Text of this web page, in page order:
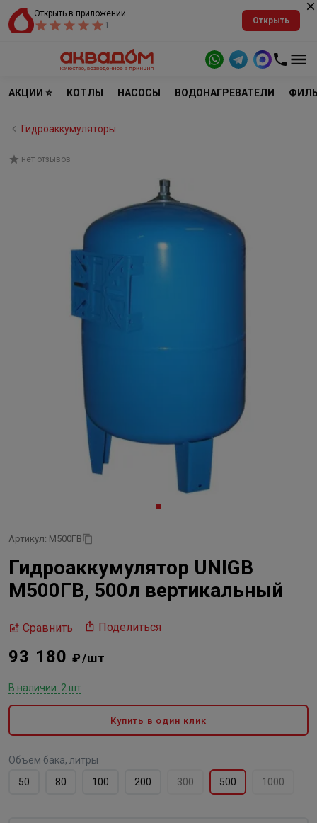
Открыть в приложении
1
Открыть
АКЦИИ ⭐ КОТЛЫ НАСОСЫ ВОДОНАГРЕВАТЕЛИ
Гидроаккумуляторы
нет отзывов
Артикул: М500ГВ
Гидроаккумулятор UNIGB
М500ГВ, 500л вертикальный
Сравнить Поделиться
93 180₽/шт
В наличии: 2 шт
Купить в один клик
Объем бака, литры
50
80 100 200 300 500 1000